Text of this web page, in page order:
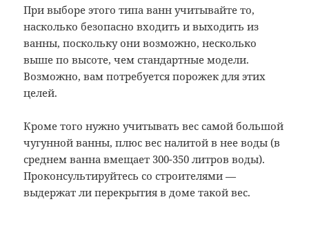
При выборе этого типа ванн учитывайте то,
насколько безопасно входить и выходить из
ванны, поскольку они возможно, несколько
выше по высоте, чем стандартные модели.
Возможно, вам потребуется порожек для этих
целей.
Кроме того нужно учитывать вес самой большой
чугунной ванны, плюс вес налитой в нее воды (в
среднем ванна вмещает 300-350 литров воды).
Проконсультируйтесь со строителями —
выдержат ли перекрытия в доме такой вес.